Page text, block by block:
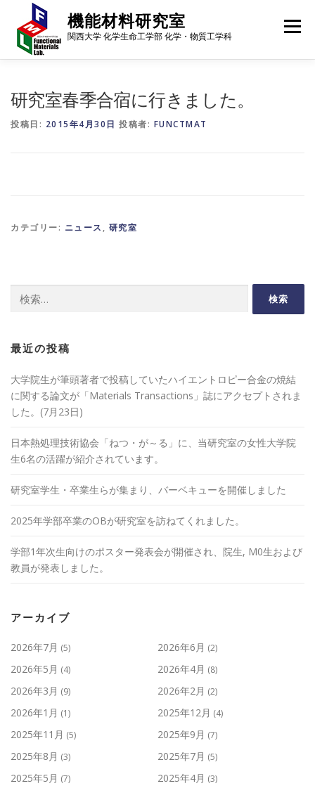
ツ
機能材料研究室
関西大学 化学生命工学部 化学・物質工学科
メニュー
研究室春季合宿に行きました。
投稿日: 2015年4月30日 投稿者: FUNCTMAT
カテゴリー: ニュース , 研究室
索:
最近の投稿
大学院生が筆頭著者で投稿していたハイエントロピー合金の焼結
に関する論文が「Materials Transactions」誌にアクセプトされま
した。(7月23日)
日本熱処理技術協会「ねつ・が～る」に、当研究室の女性大学院
生6名の活躍が紹介されています。
研究室学生・卒業生らが集まり、バーベキューを開催しました
2025年学部卒業のOBが研究室を訪ねてくれました。
学部1年次生向けのポスター発表会が開催され、院生, M0生および
教員が発表しました。
アーカイブ
2026年7月 (5) 2026年6月 (2)
2026年5月 (4) 2026年4月 (8)
2026年3月 (9) 2026年2月 (2)
2026年1月 (1) 2025年12月 (4)
2025年11月 (5) 2025年9月 (7)
2025年8月 (3) 2025年7月 (5)
2025年5月 (7) 2025年4月 (3)